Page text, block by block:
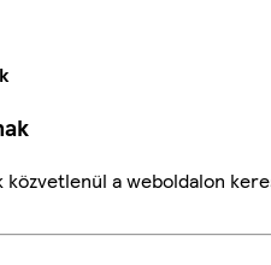
a weboldalon